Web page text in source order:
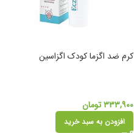
کرم ضد اگزما کودک اگزاسین
۳۳۳,۹۰۰تومان
افزودن به سبد خرید